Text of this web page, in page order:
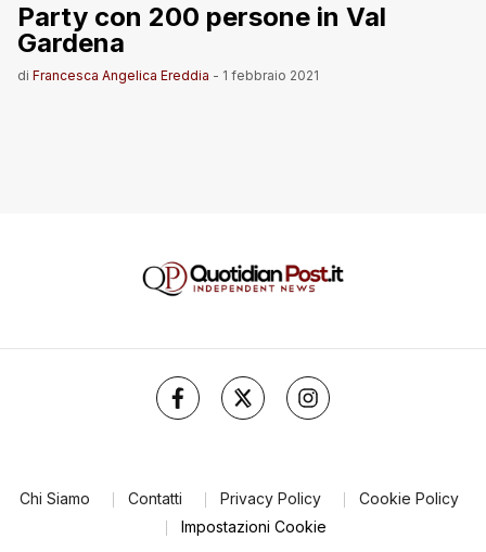
Party con 200 persone in Val
Gardena
di Francesca Angelica Ereddia - 1 febbraio 2021
Chi Siamo Contatti Privacy Policy
Cookie Policy
Impostazioni Cookie